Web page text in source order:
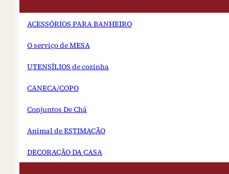
modernos e de estilo
de vida focado
varejo global dos
Cerâmica de Louça
Especificações Marca
Material cerâmico de
cor-de-rosa Aplicativo
de serviço de mesa
Mínimo...
ACESSÓRIOS PARA BANHEIRO
O serviço de MESA
UTENSÍLIOS de cozinha
CANECA/COPO
Conjuntos De Chá
Animal de ESTIMAÇÃO
DECORAÇÃO DA CASA